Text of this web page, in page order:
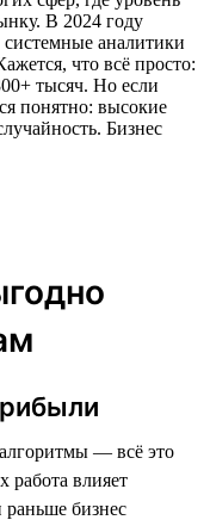
В 2024 году
аналитики
что всё просто:
тысяч. Но если
понятно: высокие
Бизнес
— всё это
работа влияет
бизнес